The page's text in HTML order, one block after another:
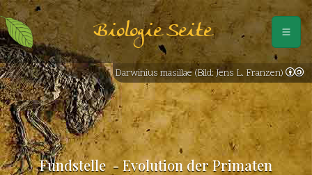
Biologie Seite
Fundstelle - Evolution der Primaten
Darwinius masillae (Bild: Jens L. Franzen)